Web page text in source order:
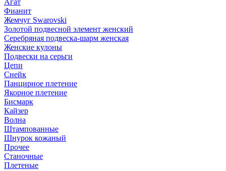
Агат
Фианит
Жемчуг Swarovski
Золотой подвесной элемент женcкий
Серебряная подвеска-шарм женская
Женские кулоны
Подвески на серьги
Цепи
Снейк
Панцирное плетение
Якорное плетение
Бисмарк
Кайзер
Волна
Штампованные
Шнурок кожаный
Прочее
Станочные
Плетеные